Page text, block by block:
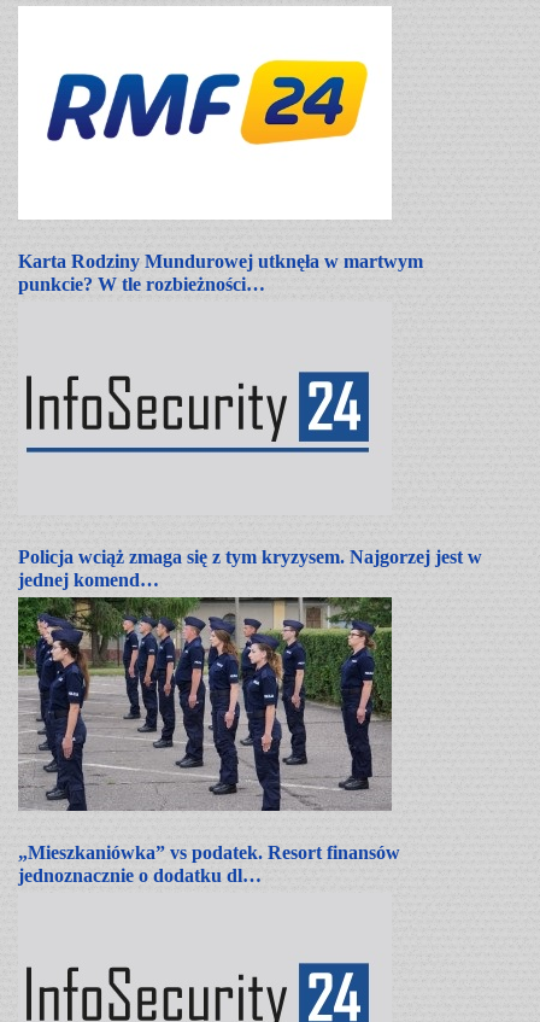
Karta Rodziny Mundurowej utknęła w martwym
punkcie? W tle rozbieżności…
Policja wciąż zmaga się z tym kryzysem. Najgorzej jest w
jednej komend…
„Mieszkaniówka” vs podatek. Resort finansów
jednoznacznie o dodatku dl…